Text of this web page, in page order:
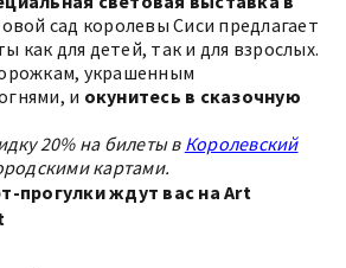
сад королевы Сиси предлагает
как для детей, так и для взрослых.
украшенным
и окунитесь в сказочную
20% на билеты в Королевский
картами.
прогулки ждут вас на Art